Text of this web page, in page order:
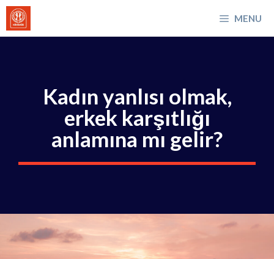
İçeriğe
atla
MENU
Kadın yanlısı olmak,
erkek karşıtlığı
anlamına mı gelir?